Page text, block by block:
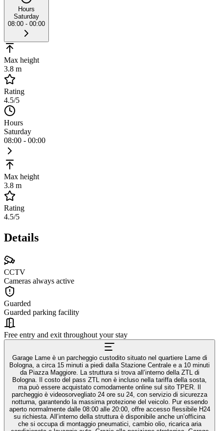
Hours
Saturday
08:00 - 00:00
Max height
3.8 m
Rating
4.5/5
Hours
Saturday
08:00 - 00:00
Max height
3.8 m
Rating
4.5/5
Details
CCTV
Cameras always active
Guarded
Guarded parking facility
Free entry and exit throughout your stay
Garage Lame è un parcheggio custodito situato nel quartiere Lame di
Bologna, a circa 15 minuti a piedi dalla Stazione Centrale e a 10 minuti
da Piazza Maggiore. La struttura si trova all’interno della ZTL di
Bologna. Il costo del pass ZTL non è incluso nella tariffa della sosta,
ma può essere acquistato comodamente online sul sito TPER. Il
parcheggio è videosorvegliato 24 ore su 24, con servizio di sicurezza
notturna, garantendo la massima protezione del veicolo. Pur essendo
aperto normalmente dalle 08:00 alle 20:00, offre accesso flessibile H24
su richiesta. All’interno della struttura è disponibile anche un’officina
che si occupa di montaggio pneumatici, cambio olio, ricarica aria